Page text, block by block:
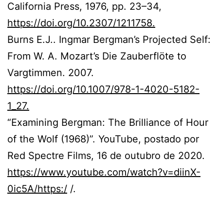
California Press, 1976, pp. 23–34,
https://doi.org/10.2307/1211758.
Burns E.J.. Ingmar Bergman’s Projected Self:
From W. A. Mozart’s Die Zauberflöte to
Vargtimmen. 2007.
https://doi.org/10.1007/978-1-4020-5182-
1_27.
“Examining Bergman: The Brilliance of Hour
of the Wolf (1968)”. YouTube, postado por
Red Spectre Films, 16 de outubro de 2020.
https://www.youtube.com/watch?v=diinX-
0ic5A/https:/ /.